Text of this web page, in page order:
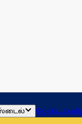
ஜோதிடம்